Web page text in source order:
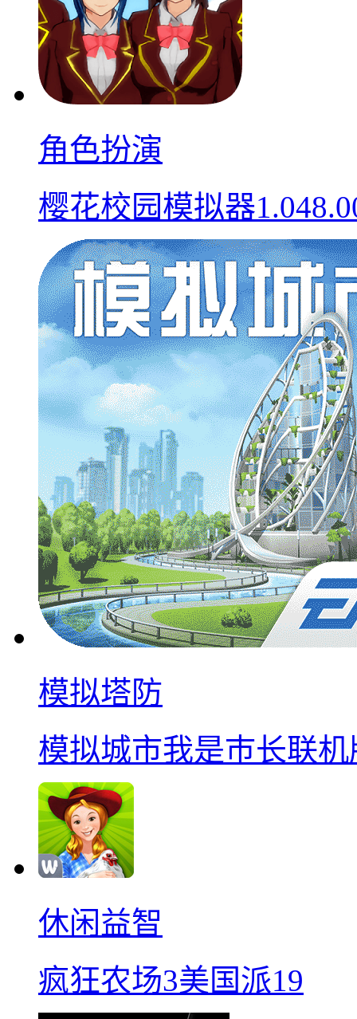
角色扮演
樱花校园模拟器
模拟塔防
模拟城市我是巿长联机
休闲益智
疯狂农场3美国派19